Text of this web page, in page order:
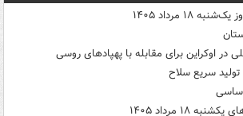
۱۸ مرداد ۱۴۰۵
در اوکراین برای مقابله با پهپادهای روسی
سریع سلاح
۱۸ مرداد ۱۴۰۵